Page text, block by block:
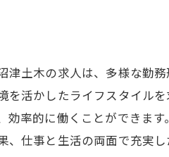
土木の求人は、多様な勤務
活かしたライフスタイル
率的に働くことができま
仕事と生活の両面で充実